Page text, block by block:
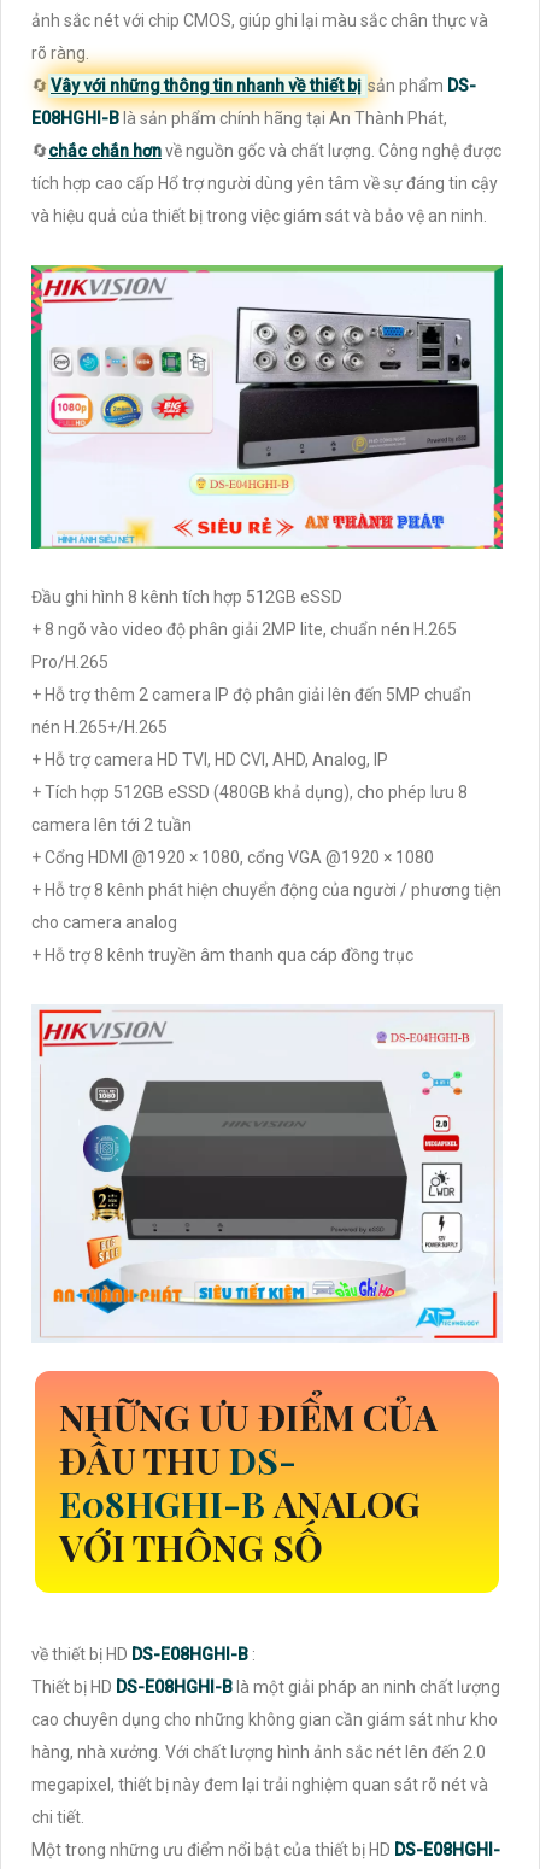
ảnh sắc nét với chip CMOS, giúp ghi lại màu sắc chân thực và
rõ ràng.
🔄Vây với những thông tin nhanh về thiết bị sản phẩm DS-
E08HGHI-Blà sản phẩm chính hãng tại An Thành Phát,
🔄chắc chắn hơnvề nguồn gốc và chất lượng. Công nghệ được
tích hợp cao cấp Hổ trợ người dùng yên tâm về sự đáng tin cậy
và hiệu quả của thiết bị trong việc giám sát và bảo vệ an ninh.
Đầu ghi hình 8 kênh tích hợp 512GB eSSD
+ 8 ngõ vào video độ phân giải 2MP lite, chuẩn nén H.265
Pro/H.265
+ Hỗ trợ thêm 2 camera IP độ phân giải lên đến 5MP chuẩn
nén H.265+/H.265
+ Hỗ trợ camera HD TVI, HD CVI, AHD, Analog, IP
+ Tích hợp 512GB eSSD (480GB khả dụng), cho phép lưu 8
camera lên tới 2 tuần
+ Cổng HDMI @1920 × 1080, cổng VGA @1920 × 1080
+ Hỗ trợ 8 kênh phát hiện chuyển động của người / phương tiện
cho camera analog
+ Hỗ trợ 8 kênh truyền âm thanh qua cáp đồng trục
NHỮNG ƯU ĐIỂM CỦA
ĐẦU THUDS-
E08HGHI-BANALOG
VỚI THÔNG SỐ
về thiết bị HD DS-E08HGHI-B :
Thiết bị HD DS-E08HGHI-B là một giải pháp an ninh chất lượng
cao chuyên dụng cho những không gian cần giám sát như kho
hàng, nhà xưởng. Với chất lượng hình ảnh sắc nét lên đến 2.0
megapixel, thiết bị này đem lại trải nghiệm quan sát rõ nét và
chi tiết.
Một trong những ưu điểm nổi bật của thiết bị HD DS-E08HGHI-